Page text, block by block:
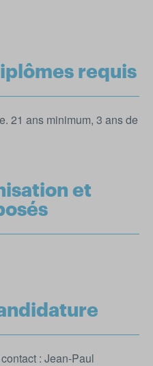
requis
21 ans minimum, 3 ans de
et
: Jean-Paul